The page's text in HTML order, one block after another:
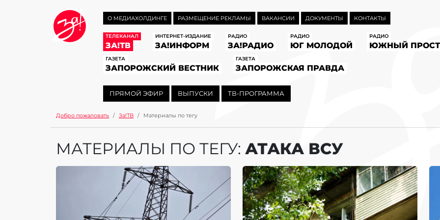
О МЕДИАХОЛДИНГЕ РАЗМЕЩЕНИЕ РЕКЛАМЫ ВАКАНСИИ ДОКУМЕНТЫ КОНТАКТЫ
ТЕЛЕКАНАЛ
ЗА!ТВ
ИНТЕРНЕТ-ИЗДАНИЕ
ЗА!ИНФОРМ
РАДИО
ЗА!РАДИО
РАДИО
ЮГ МОЛОДОЙ
РАДИО
ЮЖНЫЙ
ГАЗЕТА
ЗАПОРОЖСКИЙ ВЕСТНИК
ГАЗЕТА
ЗАПОРОЖСКАЯ ПРАВДА
ПРЯМОЙ ЭФИР ВЫПУСКИ ТВ-ПРОГРАММА
Добро пожаловать За!ТВ Материалы по тегу
МАТЕРИАЛЫ ПО ТЕГУ: АТАКА ВСУ